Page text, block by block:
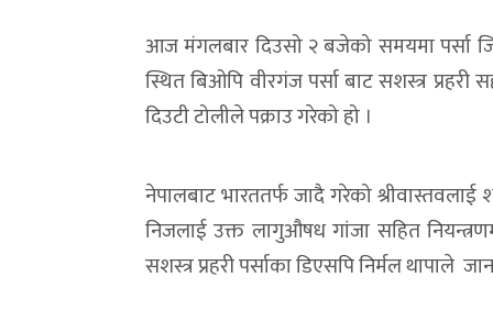
आज मंगलबार दिउसो २ बजेको समयमा पर्सा
स्थित बिओपि वीरगंज पर्सा बाट सशस्त्र
दिउटी टोलीले पक्राउ गरेको हो ।
नेपालबाट भारततर्फ जादै गरेको
निजलाई उक्त लागुऔषध गांजा सहित
सशस्त्र प्रहरी पर्साका डिएसपि निर्मल थापाले